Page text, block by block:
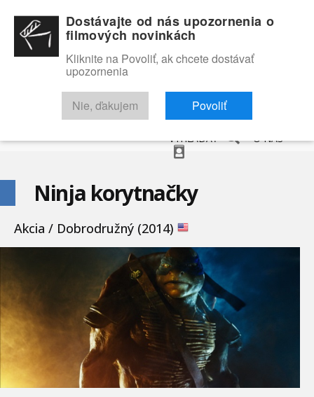
RECENZIE TRAILERY FILMOVÁ DATABÁZA
VYHĽADAŤ O NÁS
Ninja korytnačky
Akcia / Dobrodružný (2014)
Dostávajte od nás upozornenia o
filmových novinkách
Kliknite na Povoliť, ak chcete dostávať
upozornenia
Nie, ďakujem Povoliť